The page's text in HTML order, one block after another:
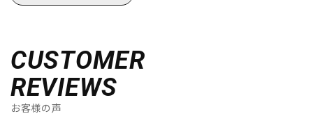
CUSTOMER
REVIEWS
お客様の声